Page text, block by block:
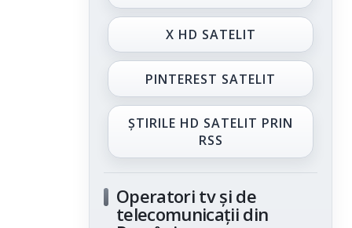
X HD SATELIT
PINTEREST SATELIT
ȘTIRILE HD SATELIT PRIN
RSS
Operatori tv și de
telecomunicații din